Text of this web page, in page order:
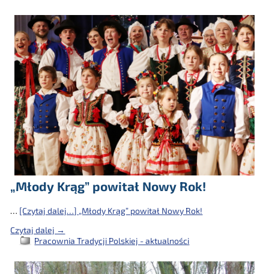
„Młody Krąg” powitał Nowy Rok!
… [Czytaj dalej…] „Młody Krąg” powitał Nowy Rok!
Czytaj dalej →
Pracownia Tradycji Polskiej - aktualności